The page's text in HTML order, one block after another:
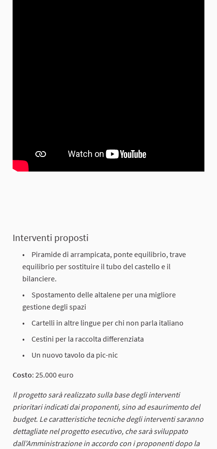
Interventi proposti
Piramide di arrampicata, ponte equilibrio, trave
equilibrio per sostituire il tubo del castello e il
bilanciere.
Spostamento delle altalene per una migliore
gestione degli spazi
Cartelli in altre lingue per chi non parla italiano
Cestini per la raccolta differenziata
Un nuovo tavolo da pic-nic
Costo: 25.000 euro
Il progetto sarà realizzato sulla base degli interventi
prioritari indicati dai proponenti, sino ad esaurimento del
budget. Le caratteristiche tecniche degli interventi saranno
dettagliate nel progetto esecutivo, che sarà sviluppato
dall’Amministrazione in accordo con i proponenti dopo la